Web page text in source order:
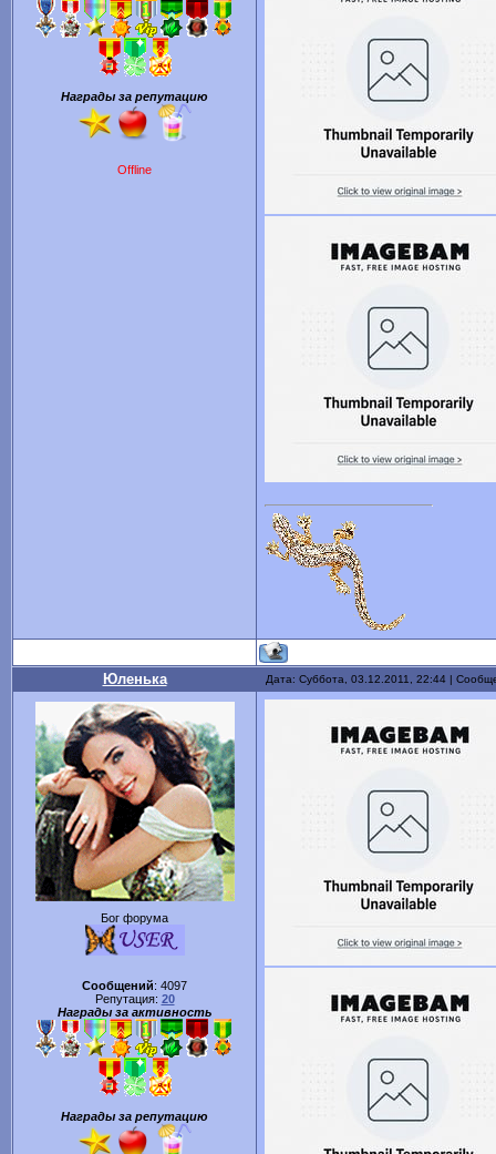
Награды за репутацию
Offline
Юленька Дата: Суббота, 03.12.2011, 22:44 |
Бог форума
Сообщений: 4097
Репутация: 20
Награды за активность
Награды за репутацию